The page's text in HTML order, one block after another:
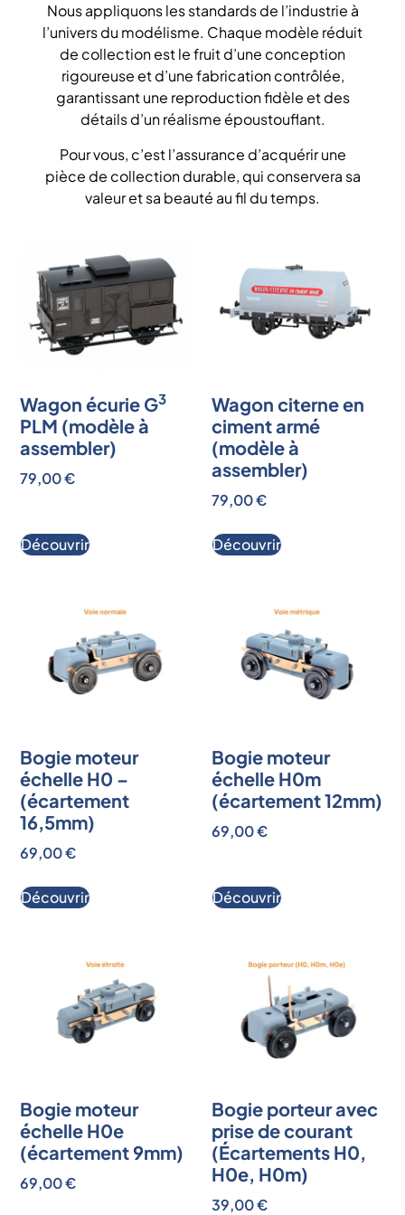
Nous appliquons les standards de l’industrie à
l’univers du modélisme. Chaque modèle réduit
de collection est le fruit d’une conception
rigoureuse et d’une fabrication contrôlée,
garantissant une reproduction fidèle et des
détails d’un réalisme époustouflant.
Pour vous, c’est l’assurance d’acquérir une
pièce de collection durable, qui conservera sa
valeur et sa beauté au fil du temps.
Wagon écurie G3
PLM (modèle à
assembler)
79,00€
Découvrir
Wagon citerne en
ciment armé
(modèle à
assembler)
79,00€
Découvrir
Bogie moteur
échelle H0 –
(écartement
16,5mm)
69,00€
Découvrir
Bogie moteur
échelle H0m
(écartement 12mm)
69,00€
Découvrir
Bogie moteur
échelle H0e
(écartement 9mm)
69,00€
Bogie porteur avec
prise de courant
(Écartements H0,
H0e, H0m)
39,00€